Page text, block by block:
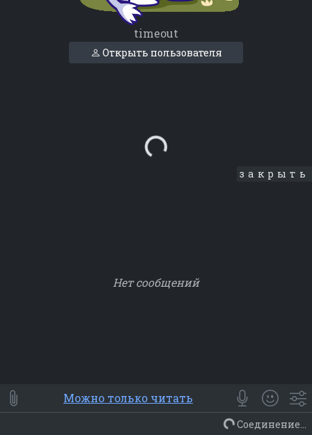
timeout
Открыть пользователя
Loading... закрыть
Нет сообщений
⭐ Мои Smile
😀 Emoji
Смайлики
Люди Животные Еда Объекты
Можно только читать
Соединение...